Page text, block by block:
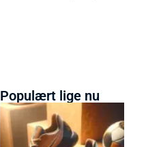
Populært lige nu